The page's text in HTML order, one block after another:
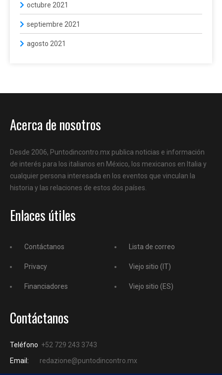
octubre 2021
septiembre 2021
agosto 2021
Acerca de nosotros
Desde 2006, Puntodincontro.mx publica noticias e información
de interés para los italianos en México, los mexicanos en Italia y
cualquier persona interesada en los eventos que vinculan la
historia y las relaciones de estos dos países.
Enlaces útiles
Contáctanos
Privacy
Financiadores
Lista de correo
Viejo sitio (IT)
Viejo sitio (ES)
Contáctanos
Teléfono +52 729 243 3743
Email:
redazione@puntodincontro.mx